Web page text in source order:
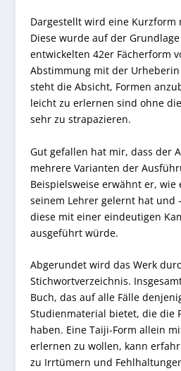
Dargestellt wird eine Kurzform
Diese wurde auf der
entwickelten 42er Fächerform
Abstimmung mit der
steht die Absicht, Formen
leicht zu erlernen sind ohne
sehr zu strapazieren.
Gut gefallen hat mir, dass der
mehrere Varianten der
Beispielsweise erwähnt er, wie
seinem Lehrer gelernt hat und
diese mit einer eindeutigen
ausgeführt würde.
Abgerundet wird das Werk
Stichwortverzeichnis.
Buch, das auf alle Fälle
Studienmaterial bietet, die die
haben. Eine Taiji-Form allein
erlernen zu wollen, kann
zu Irrtümern und